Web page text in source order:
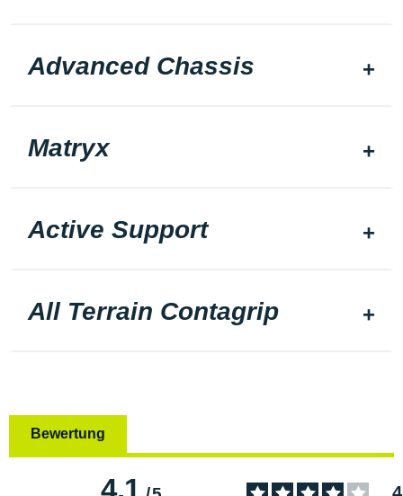
Advanced Chassis
Matryx
Active Support
All Terrain Contagrip
Bewertung
4.1